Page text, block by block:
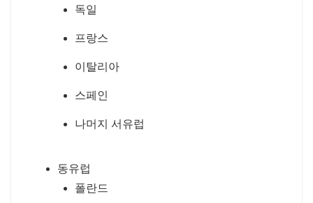
독일
프랑스
이탈리아
스페인
나머지 서유럽
동유럽
폴란드